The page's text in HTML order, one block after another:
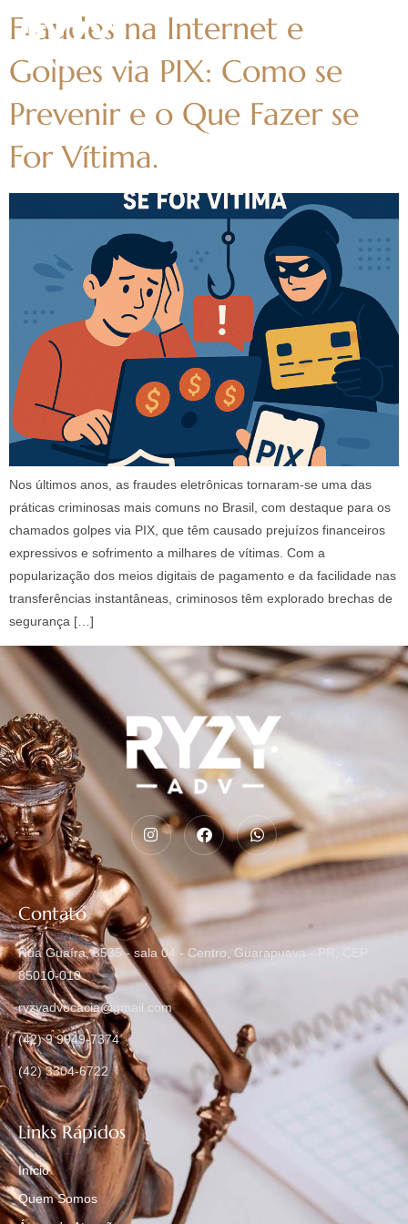
Fraudes na Internet e
Golpes via PIX: Como se
Prevenir e o Que Fazer se
For Vítima.
Nos últimos anos, as fraudes eletrônicas tornaram-se uma das
práticas criminosas mais comuns no Brasil, com destaque para os
chamados golpes via PIX, que têm causado prejuízos financeiros
expressivos e sofrimento a milhares de vítimas. Com a
popularização dos meios digitais de pagamento e da facilidade nas
transferências instantâneas, criminosos têm explorado brechas de
segurança […]
Contato
Rua Guaíra, 3535 - sala 04 - Centro, Guarapuava - PR, CEP
85010-010
ryzyadvocacia@gmail.com
(42) 9 9949-7374
(42) 3304-6722
Links Rápidos
Início
Quem Somos